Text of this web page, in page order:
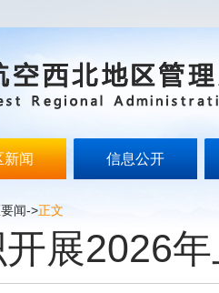
新闻 信息公开
闻->正文
展2026